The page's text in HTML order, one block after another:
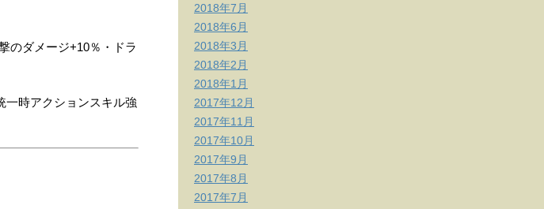
のダメージ+10％・ドラ
一時アクションスキル強
2018年7月
2018年6月
2018年3月
2018年2月
2018年1月
2017年12月
2017年11月
2017年10月
2017年9月
2017年8月
2017年7月